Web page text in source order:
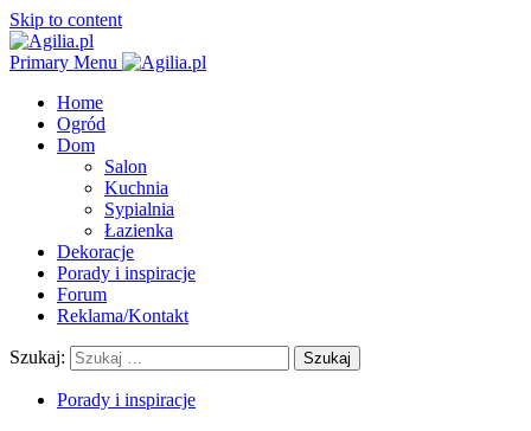
Skip to content
Primary Menu
Home
Ogród
Dom
Salon
Kuchnia
Sypialnia
Łazienka
Dekoracje
Porady i inspiracje
Forum
Reklama/Kontakt
Szukaj:
Porady i inspiracje